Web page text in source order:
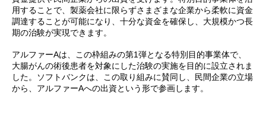
用することで、製薬会社に限らずさまざまな企業から柔軟に資金
調達することが可能になり、十分な資金を確保し、大規模かつ長
期の治験が実現できます。
アルファーAは、この枠組みの第1弾となる特別目的事業体で、
大腸がんの術後患者を対象にした治験の実施を目的に設立されま
した。ソフトバンクは、この取り組みに賛同し、民間企業の立場
から、アルファーAへの出資という形で参画します。